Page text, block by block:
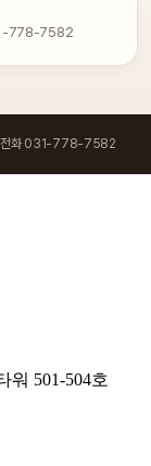
778-7582
표전화 031-778-7582
워 501-504호